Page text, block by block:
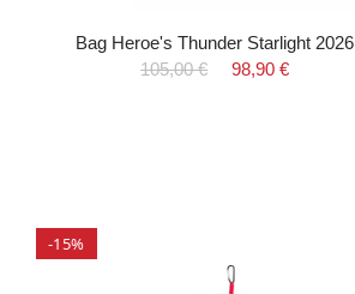
Bag Heroe's Thunder Starlight 2026
105,00 €
98,90 €
-15%